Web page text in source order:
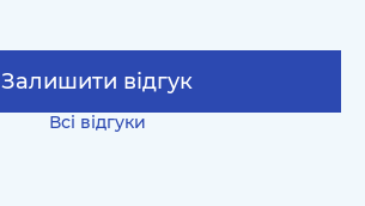
Всі відгуки
Залишити відгук